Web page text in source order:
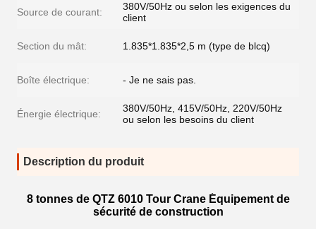
Source de courant:
380V/50Hz ou selon les exigences du
client
Section du mât: 1.835*1.835*2,5 m (type de blcq)
Boîte électrique: - Je ne sais pas.
Énergie électrique:
380V/50Hz, 415V/50Hz, 220V/50Hz
ou selon les besoins du client
Description du produit
8 tonnes de QTZ 6010 Tour Crane Équipement de
sécurité de construction